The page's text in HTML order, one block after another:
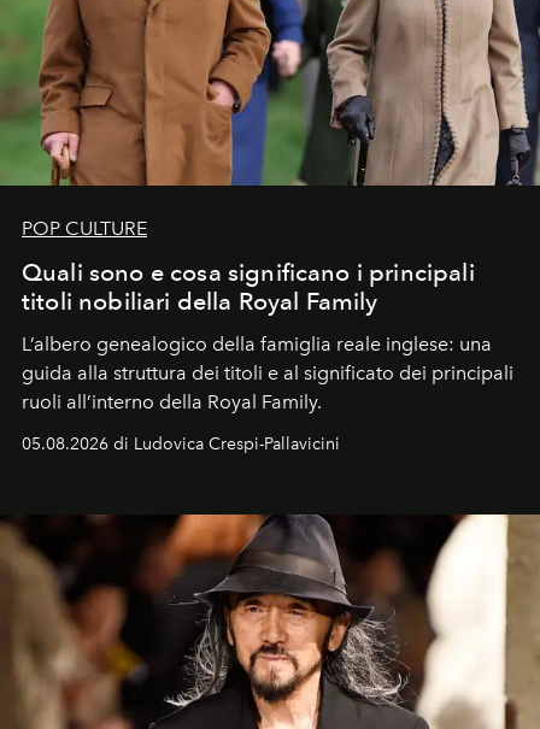
POP CULTURE
Quali sono e cosa significano i principali
titoli nobiliari della Royal Family
L’albero genealogico della famiglia reale inglese: una
guida alla struttura dei titoli e al significato dei principali
ruoli all’interno della Royal Family.
05.08.2026 di Ludovica Crespi-Pallavicini